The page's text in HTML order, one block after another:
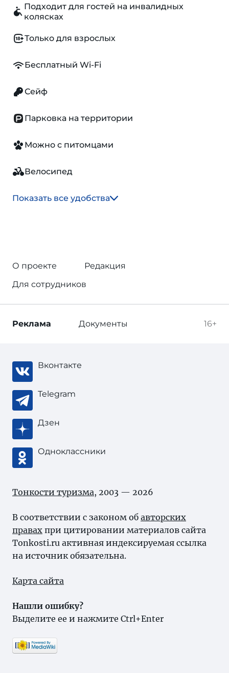
Подходит для гостей на инвалидных
колясках
Только для взрослых
Бесплатный Wi-Fi
Сейф
Парковка на территории
Можно с питомцами
Велосипед
Показать все удобства
О проекте
Редакция
Для сотрудников
16+
Реклама Документы
Вконтакте
Telegram
Дзен
Одноклассники
Тонкости туризма, 2003 — 2026
В соответствии с законом об авторских
правах при цитировании материалов сайта
Tonkosti.ru активная индексируемая ссылка
на источник обязательна.
Карта сайта
Нашли ошибку?
Выделите ее и нажмите Ctrl+Enter